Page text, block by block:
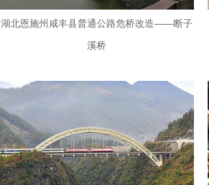
湖北恩施州咸丰县普通公路危桥改造——断子
溪桥